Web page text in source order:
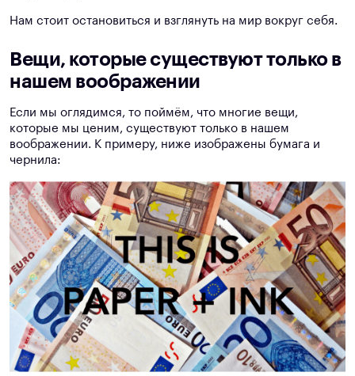
Нам стоит остановиться и взглянуть на мир вокруг себя.
Вещи, которые существуют только в
нашем воображении
Если мы оглядимся, то поймём, что многие вещи,
которые мы ценим, существуют только в нашем
воображении. К примеру, ниже изображены бумага и
чернила: